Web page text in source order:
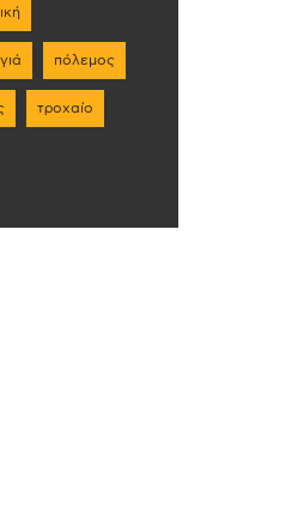
πόλεμος
τροχαίο